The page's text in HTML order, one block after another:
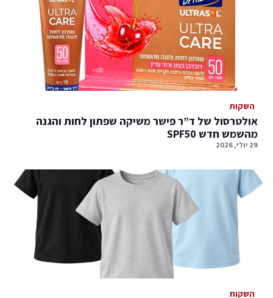
השקות
אולטרסול של ד”ר פישר משיקה שפתון לחות והגנה
מהשמש חדש SPF50
29 יולי, 2026
השקות